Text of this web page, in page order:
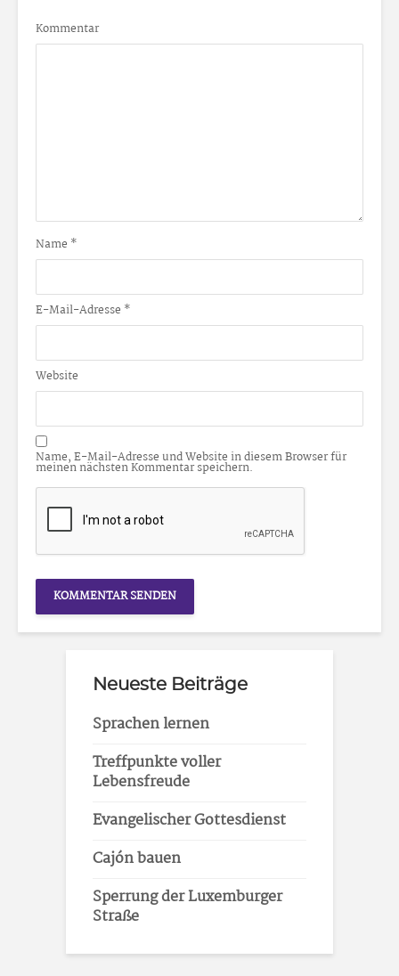
Kommentar
Name *
E-Mail-Adresse *
Website
Name, E-Mail-Adresse und Website in diesem Browser für
meinen nächsten Kommentar speichern.
Neueste Beiträge
Sprachen lernen
Treffpunkte voller
Lebensfreude
Evangelischer Gottesdienst
Cajón bauen
Sperrung der Luxemburger
Straße